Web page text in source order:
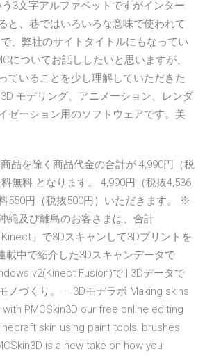
3文字アルファベットですがインター
と、巷ではいろいろな意味で使われて
、弊社のサイトタイトルにもなってい
についてお話ししたいと思いますが、
ていることを少し理解していただきた
モデリング、アニメーション、レンダ
ゼーション用のソフトウェアです。美
品を除く商品代金の合計が 4,990円（税
無料 となります。 4,990円（税抜4,536
550円（税抜500円）いただきます。 ※
縄及び離島のお客さまは、合計
」で3Dスキャンして3Dプリントを
載中で紹介した3Dスキャンデータで
v2(Kinect Fusion)で | 3Dデータで
ノづくり。 – 3Dモデラボ Making skins
PMCSkin3D our free online editing
skin using paint tools, brushes
is a new take on how you